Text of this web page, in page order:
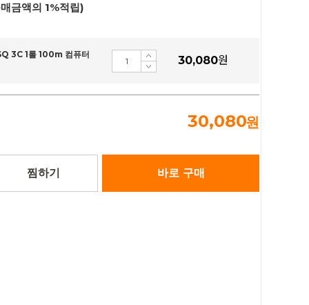
금액의 1%적립)
3C 1롤 100m 컴퓨터 30,080원
30,080원
찜하기 바로 구매